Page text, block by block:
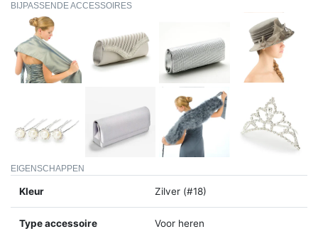
BIJPASSENDE ACCESSOIRES
EIGENSCHAPPEN
Kleur Zilver (#18)
Type accessoire Voor heren